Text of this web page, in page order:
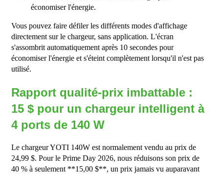
économiser l'énergie.
Vous pouvez faire défiler les différents modes d'affichage
directement sur le chargeur, sans application. L'écran
s'assombrit automatiquement après 10 secondes pour
économiser l'énergie et s'éteint complètement lorsqu'il n'est pas
utilisé.
Rapport qualité-prix imbattable :
15 $ pour un chargeur intelligent à
4 ports de 140 W
Le chargeur YOTI 140W est normalement vendu au prix de
24,99 $. Pour le Prime Day 2026, nous réduisons son prix de
40 % à seulement **15,00 $**, un prix jamais vu auparavant